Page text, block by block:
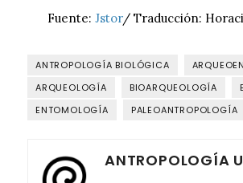
Fuente: Jstor/ Traducción:
ANTROPOLOGÍA BIOLÓGICA
ARQUEOLOGÍA
BIOARQUEOLOGÍA
ENTOMOLOGÍA
PALEOANTROPOLOGÍA
ANTROPOLOGÍA